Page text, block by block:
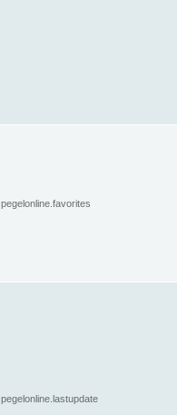
pegelonline.favorites
pegelonline.lastupdate